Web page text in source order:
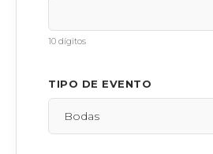
10 dígitos
TIPO DE EVENTO